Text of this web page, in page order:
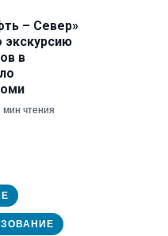
– Север»
экскурсию
в
мин чтения